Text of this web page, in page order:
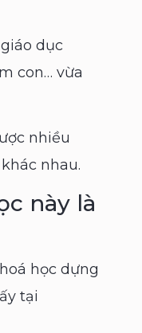
dục
con… vừa
nhiều
nhau.
này là
học dựng
tại